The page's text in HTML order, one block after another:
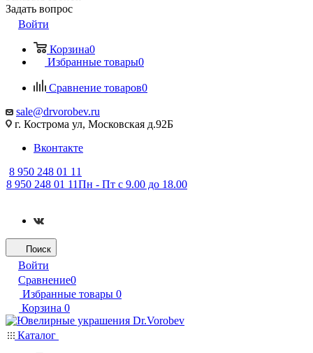
Задать вопрос
Войти
Корзина0
Избранные товары0
Сравнение товаров0
sale@drvorobev.ru
г. Кострома ул, Московская д.92Б
Вконтакте
8 950 248 01 11
8 950 248 01 11Пн - Пт с 9.00 до 18.00
Поиск
Войти
Сравнение0
Избранные товары 0
Корзина 0
Каталог